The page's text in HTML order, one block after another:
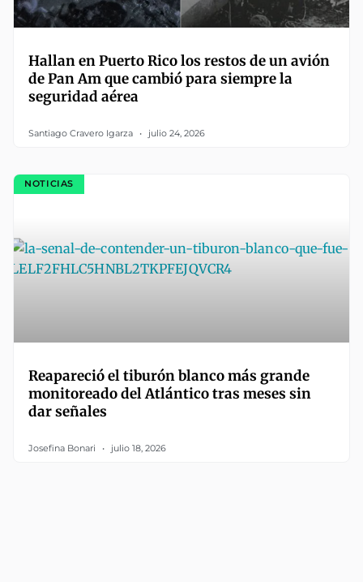
Hallan en Puerto Rico los restos de un avión
de Pan Am que cambió para siempre la
seguridad aérea
Santiago Cravero Igarza julio 24, 2026
NOTICIAS
Reapareció el tiburón blanco más grande
monitoreado del Atlántico tras meses sin
dar señales
Josefina Bonari julio 18, 2026